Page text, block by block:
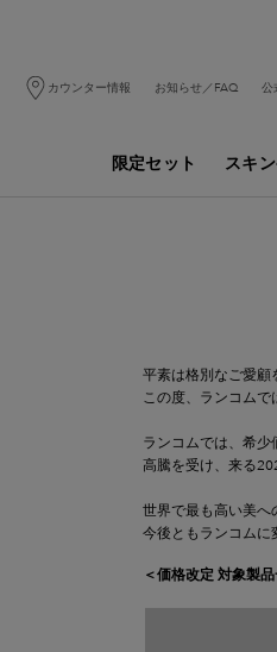
カウンター情報 お知らせ／FAQ 公
限定セット スキ
平素は格別なご愛顧
この度、ランコムで
ランコムでは、希
高騰を受け、来る
世界で最も高い美へ
今後ともランコムに
＜価格改定 対象製品